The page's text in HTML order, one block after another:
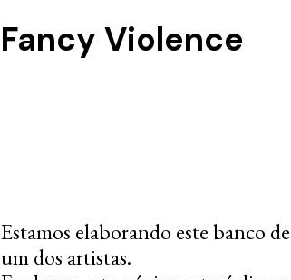
Fancy Violence
Estamos elaborando este banco
um dos artistas.